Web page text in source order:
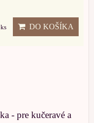
ks DO KOŠÍKA
- pre kučeravé a